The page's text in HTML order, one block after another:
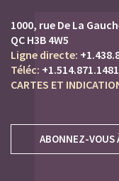
1000, rue De La
QC H3B 4W5
+1.514.871.1481
CARTES ET
ABONNEZ-VOUS